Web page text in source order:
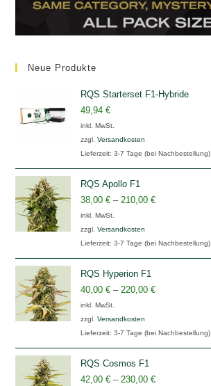
Neue Produkte
RQS Starterset F1-Hybride
49,94€
inkl. MwSt.
zzgl.Versandkosten
Lieferzeit:3-7 Tage (bei Nachbestellung)
RQS Apollo F1
38,00€ –210,00€
inkl. MwSt.
zzgl.Versandkosten
Lieferzeit:3-7 Tage (bei Nachbestellung)
RQS Hyperion F1
40,00€ –220,00€
inkl. MwSt.
zzgl.Versandkosten
Lieferzeit:3-7 Tage (bei Nachbestellung)
RQS Cosmos F1
42,00€ –230,00€